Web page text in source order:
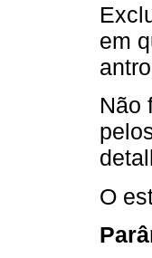
em
Não
O